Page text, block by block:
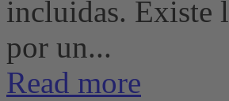
incluidas. Existe
por un...
Read more